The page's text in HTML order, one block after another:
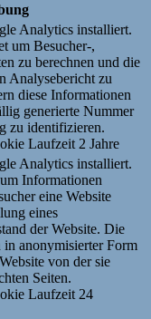
Analytics installiert.
um Besucher-,
zu berechnen und die
Analysebericht zu
diese Informationen
generierte Nummer
zu identifizieren.
Laufzeit 2 Jahre
Analytics installiert.
Informationen
eine Website
eines
der Website. Die
in anonymisierter Form
von der sie
Seiten.
Laufzeit 24